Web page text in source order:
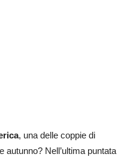
, una delle coppie di
autunno? Nell’ultima puntata